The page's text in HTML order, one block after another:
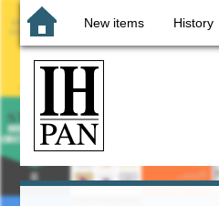
New items History